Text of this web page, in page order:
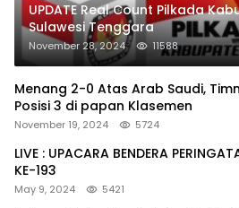
UPDATE Real Count Pilkada
Sulawesi Tenggara
November 28, 2024 11588
Menang 2-0 Atas Arab Saudi,
Posisi 3 di papan Klasemen
November 19, 2024 5724
LIVE : UPACARA BENDERA
KE-193
May 9, 2024 5421